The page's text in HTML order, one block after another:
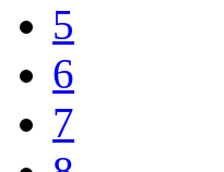
5
6
7